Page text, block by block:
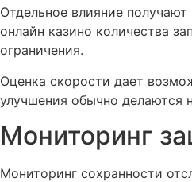
Отдельное влияние
онлайн казино количества
ограничения.
Оценка скорости дает
улучшения обычно делаются
Мониторинг
Мониторинг сохранности